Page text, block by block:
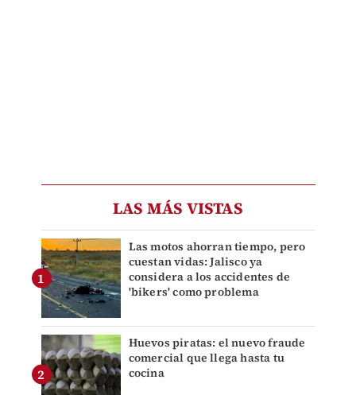
LAS MÁS VISTAS
Las motos ahorran tiempo, pero
cuestan vidas: Jalisco ya
considera a los accidentes de
'bikers' como problema
Huevos piratas: el nuevo fraude
comercial que llega hasta tu
cocina